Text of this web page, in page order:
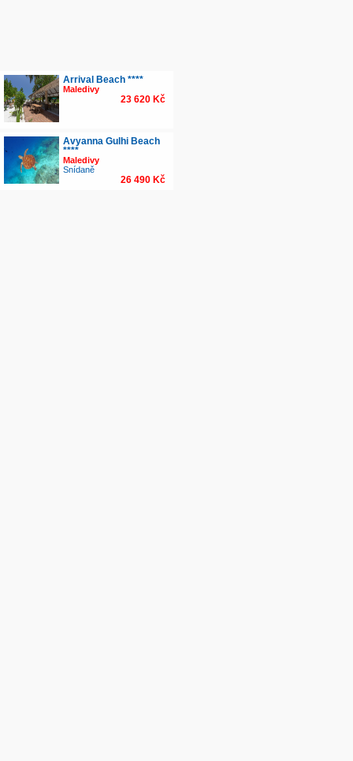
Arrival Beach ****
Maledivy
23 620 Kč
Avyanna Gulhi Beach
****
Maledivy
Snídaně
26 490 Kč